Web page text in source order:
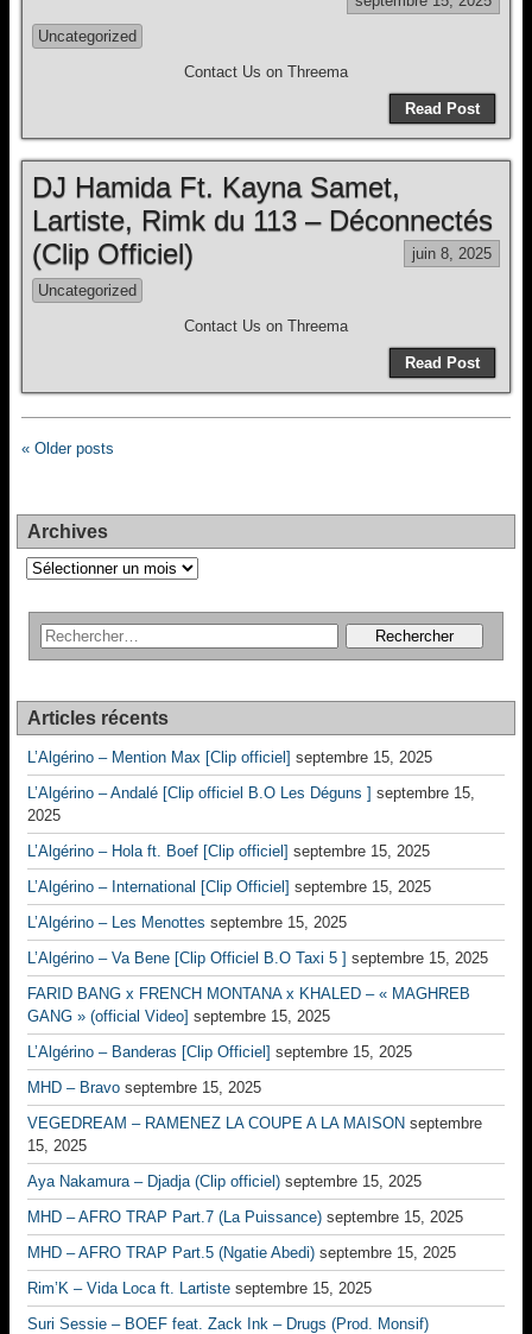
Uncategorized
Contact Us on Threema
Read Post
DJ Hamida Ft. Kayna Samet,
Lartiste, Rimk du 113 – Déconnectés
(Clip Officiel)
juin 8, 2025
Uncategorized
Contact Us on Threema
Read Post
« Older posts
Archives
Archives
Articles récents
L’Algérino – Mention Max [Clip officiel] septembre 15, 2025
L’Algérino – Andalé [Clip officiel B.O Les Déguns ] septembre 15,
2025
L’Algérino – Hola ft. Boef [Clip officiel] septembre 15, 2025
L’Algérino – International [Clip Officiel] septembre 15, 2025
L’Algérino – Les Menottes septembre 15, 2025
L’Algérino – Va Bene [Clip Officiel B.O Taxi 5 ] septembre 15, 2025
FARID BANG x FRENCH MONTANA x KHALED – « MAGHREB
GANG » (official Video] septembre 15, 2025
L’Algérino – Banderas [Clip Officiel] septembre 15, 2025
MHD – Bravo septembre 15, 2025
VEGEDREAM – RAMENEZ LA COUPE A LA MAISON septembre
15, 2025
Aya Nakamura – Djadja (Clip officiel) septembre 15, 2025
MHD – AFRO TRAP Part.7 (La Puissance) septembre 15, 2025
MHD – AFRO TRAP Part.5 (Ngatie Abedi) septembre 15, 2025
Rim’K – Vida Loca ft. Lartiste septembre 15, 2025
Suri Sessie – BOEF feat. Zack Ink – Drugs (Prod. Monsif)